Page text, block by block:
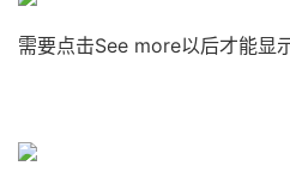
需要点击See more以后才能显